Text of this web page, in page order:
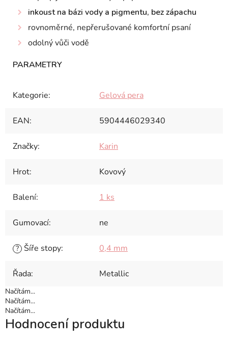
inkoust na bázi vody a pigmentu, bez zápachu
rovnoměrné, nepřerušované komfortní psaní
odolný vůči vodě
Kategorie: Gelová pera
EAN: 5904446029340
Značky: Karin
Hrot: Kovový
Balení: 1 ks
Gumovací: ne
? Šíře stopy: 0,4 mm
Řada: Metallic
Načítám...
Načítám...
Načítám...
Hodnocení produktu